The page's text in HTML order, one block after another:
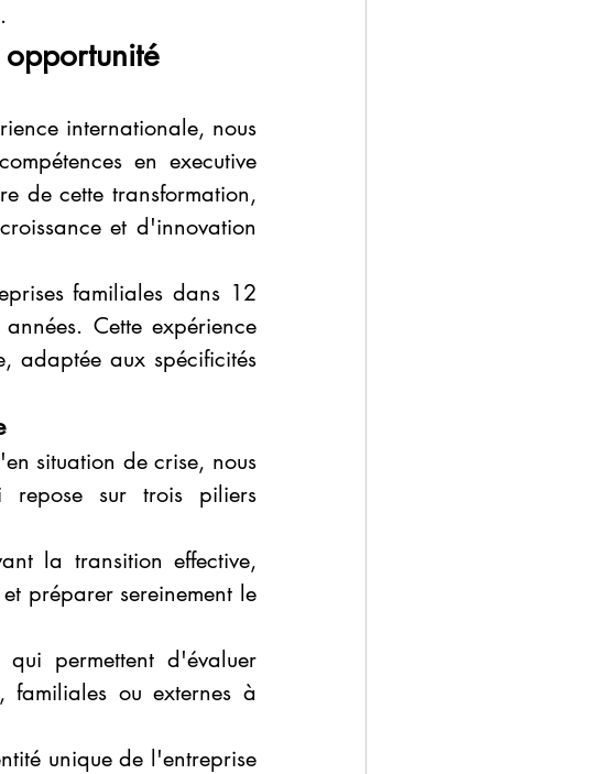
internationale, nous
en executive
de cette transformation,
et d'innovation
familiales dans 12
Cette expérience
adaptée aux spécificités
situation de crise, nous
repose sur trois piliers
la transition effective,
préparer sereinement le
qui permettent d'évaluer
familiales ou externes à
unique de l'entreprise